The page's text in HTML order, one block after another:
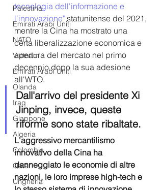
Palestina
Emirati Arabi Uniti
NATO
Vietnam
Emirati Arabi Uniti
Olanda
Iraq
Giappone
Algeria
Colombia
Qatar
Ungheria
tecnologia dell'informazione e
l'innovazione" statunitense del 2021,
mentre la Cina ha mostrato una
certa liberalizzazione economica e
apertura del mercato nel primo
decennio dopo la sua adesione
all'WTO.
Dall'arrivo del presidente Xi
Jinping, invece, queste
riforme sono state ribaltate.
L'aggressivo mercantilismo
innovativo della Cina ha
danneggiato le economie di altre
nazioni, le loro imprese high-tech e